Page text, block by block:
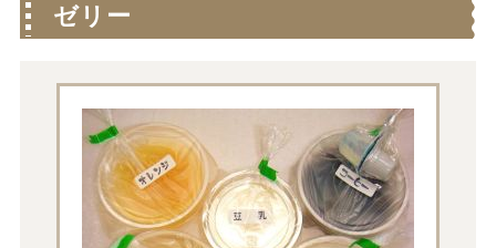
ゼリー